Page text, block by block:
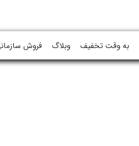
به وقت تخفیف وبلاگ
فروش